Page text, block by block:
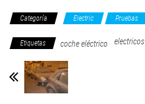
Categoría Electric Pruebas
Etiquetas coche eléctrico electricos